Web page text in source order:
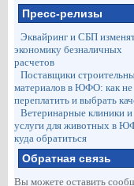
Пресс-релизы
Эквайринг и СБП
экономику безналичных
расчетов
Поставщики
материалов в ЮФО: как не
переплатить и выбрать
Ветеринарные клиники и
услуги для животных в
куда обратиться
Обратная связь
Вы можете оставить